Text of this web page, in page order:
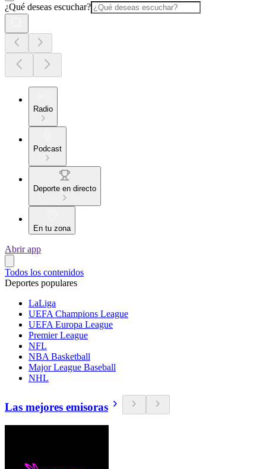
¿Qué deseas escuchar?
Radio
Podcast
Deporte en directo
En tu zona
Abrir app
Todos los contenidos
Deportes populares
LaLiga
UEFA Champions League
UEFA Europa League
Premier League
NFL
NBA Basketball
Major League Baseball
NHL
Las mejores emisoras